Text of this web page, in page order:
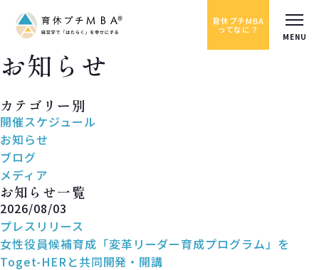
育休プチMBA
ってなに？
お知らせ
カテゴリー別
開催スケジュール
お知らせ
ブログ
メディア
お知らせ一覧
2026/08/03
プレスリリース
女性役員候補育成「変革リーダー育成プログラム」を
Toget-HERと共同開発・開講